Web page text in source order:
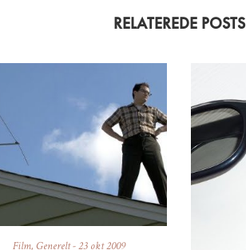
RELATEREDE POSTS
Film, Generelt-23 okt 2009